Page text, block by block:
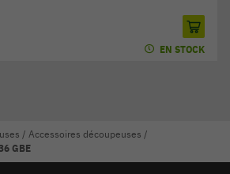
EN STOCK
/ Accessoires découpeuses /
GBE